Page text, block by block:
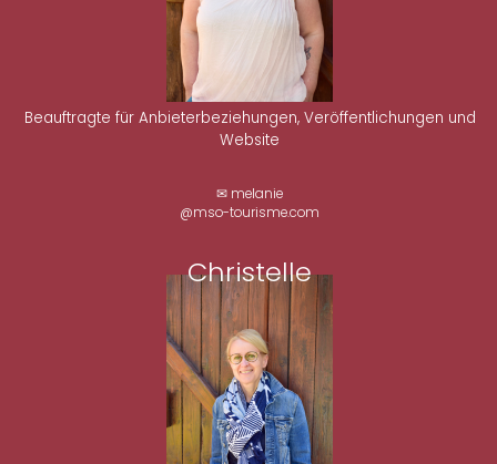
Beauftragte für Anbieterbeziehungen, Veröffentlichungen und
Website
✉ melanie
@mso-tourisme.com
Christelle